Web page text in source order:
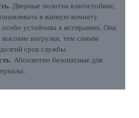
Дверные полотна влагостойкие,
в ванную комнату.
особо устойчива к истиранию. Она
нагрузки, тем самым
срок службы.
. Абсолютно безопасные для